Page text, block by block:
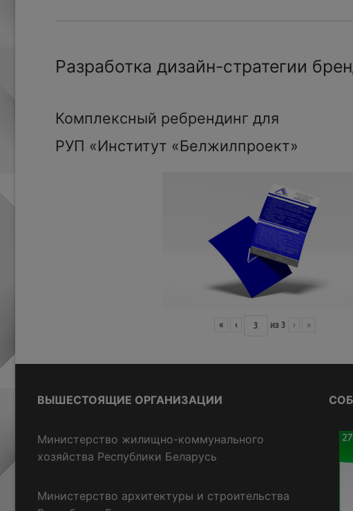
Разработка дизайн-стратегии
Комплексный ребрендинг для
РУП «Институт «Белжилпроект»
« ‹ из 3 › »
ВЫШЕСТОЯЩИЕ ОРГАНИЗАЦИИ
Министерство жилищно-коммунального
хозяйства Республики Беларусь
Министерство архитектуры и строительства